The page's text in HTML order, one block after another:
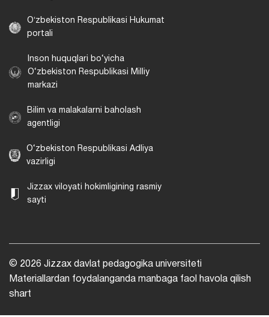
Oʻzbekiston Respublikasi Hukumat
portali
Inson huquqlari bo‘yicha
O‘zbekiston Respublikasi Milliy
markazi
Bilim va malakalarni baholash
agentligi
O‘zbekiston Respublikasi Adliya
vazirligi
Jizzax viloyati hokimligining rasmiy
sayti
© 2026 Jizzax davlat pedagogika universiteti
Materiallardan foydalanganda manbaga faol havola qilish
shart